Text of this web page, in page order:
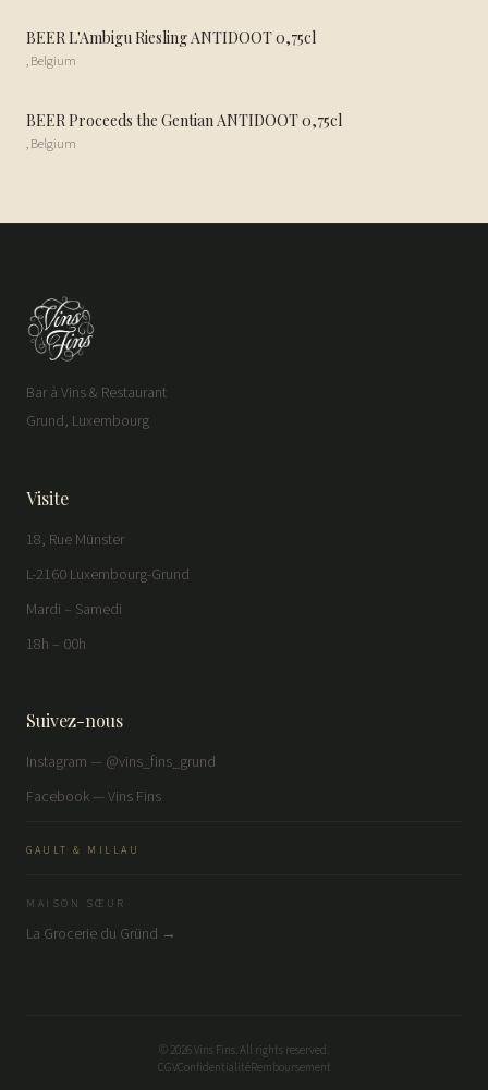
BEER L'Ambigu Riesling ANTIDOOT 0,75cl
,Belgium
BEER Proceeds the Gentian ANTIDOOT 0,75cl
,Belgium
Bar à Vins & Restaurant
Grund, Luxembourg
Visite
18, Rue Münster
L-2160 Luxembourg-Grund
Mardi – Samedi
18h – 00h
Suivez-nous
Instagram — @vins_fins_grund
Facebook — Vins Fins
GAULT & MILLAU
MAISON SŒUR
La Grocerie du Gründ →
© 2026Vins Fins. All rights reserved.
CGVConfidentialitéRemboursement